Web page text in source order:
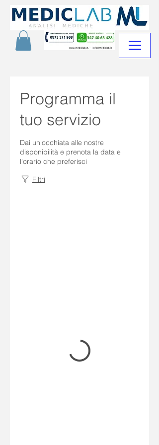
Programma il
tuo servizio
Dai un'occhiata alle nostre
disponibilità e prenota la data e
l'orario che preferisci
Filtri